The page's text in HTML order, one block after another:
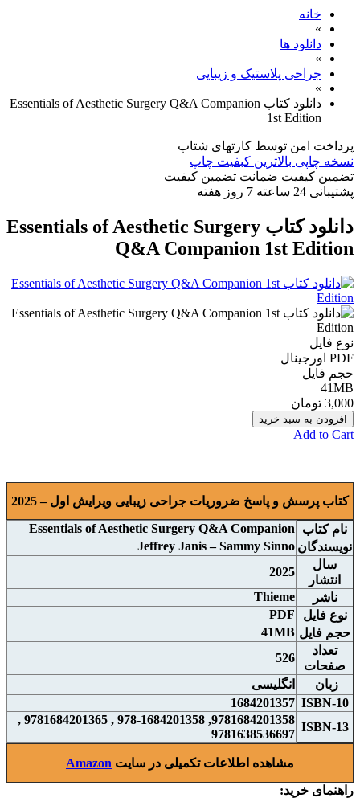
خانه
»
دانلود ها
»
جراحی پلاستیک و زیبایی
»
دانلود کتاب Essentials of Aesthetic Surgery Q&A Companion
1st Edition
پرداخت امن توسط کارتهای شتاب
نسخه چاپی بالاترین کبفیت چاپ
تضمین کیفیت ضمانت تضمین کیفیت
پشتیبانی 24 ساعته 7 روز هفته
دانلود کتاب Essentials of Aesthetic Surgery
Q&A Companion 1st Edition
نوع فایل
PDF اورجينال
حجم فایل
41MB
3,000 تومان
افزودن به سبد خرید
Add to Cart
کتاب پرسش و پاسخ ضروریات جراحی زیبایی ویرایش اول – 2025
نام کتاب
Essentials of Aesthetic Surgery Q&A Companion
نويسندگان Jeffrey Janis – Sammy Sinno
سال
انتشار
2025
ناشر
Thieme
نوع فايل
PDF
حجم فايل 41MB
تعداد
صفحات
526
زبان
انگلیسی
ISBN-10
1684201357
ISBN-13
9781684201358, 978-1684201358 , 9781684201365 ,
9781638536697
مشاهده اطلاعات تکمیلی در سایت Amazon
راهنمای خرید: